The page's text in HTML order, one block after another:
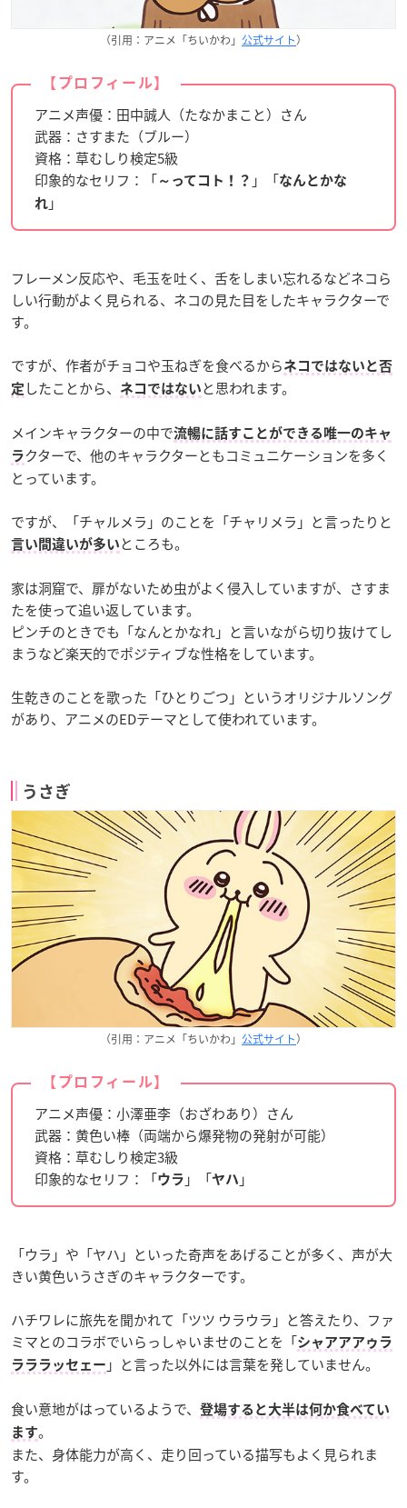
（引用：アニメ「ちいかわ」 公式サイト）
【プロフィール】
アニメ声優：田中誠人（たなかまこと）さん
武器：さすまた（ブルー）
資格：草むしり検定5級
印象的なセリフ：「 ～ってコト！？ 」「なんとかな
れ 」
フレーメン反応や、毛玉を吐く、舌をしまい忘れるなどネコら
しい行動がよく見られる、ネコの見た目をしたキャラクターで
す。
ですが、作者がチョコや玉ねぎを食べるから ネコではないと否
定 したことから、 ネコではない と思われます。
メインキャラクターの中で流暢に話すことができる唯一のキャ
ラクターで、他のキャラクターともコミュニケーションを多く
とっています。
ですが、 「チャルメラ」のことを「チャリメラ」と言ったりと
言い間違いが多い ところも。
家は洞窟で、扉がないため虫がよく侵入していますが、さすま
たを使って追い返しています。
ピンチのときでも「なんとかなれ」と言いながら切り抜けてし
まうなど楽天的でポジティブな性格をしています。
生乾きのことを歌った「ひとりごつ」というオリジナルソング
があり、アニメのEDテーマとして使われています。
うさぎ
（引用：アニメ「ちいかわ」 公式サイト）
【プロフィール】
アニメ声優：小澤亜李（おざわあり）さん
武器：黄色い棒（両端から爆発物の発射が可能）
資格：草むしり検定3級
印象的なセリフ：「ウラ 」「ヤハ 」
「ウラ」や「ヤハ」といった奇声をあげることが多く、声が大
きい黄色いうさぎのキャラクターです。
ハチワレに旅先を聞かれて「ツツ ウラウラ」と答えたり、ファ
ミマとのコラボでいらっしゃいませのことを「シャアアアゥラ
ラララッセェー 」と言った以外には言葉を発していません。
食い意地がはっているようで、
登場すると大半は何か食べてい
ます。
また、身体能力が高く、走り回っている描写もよく見られま
す。